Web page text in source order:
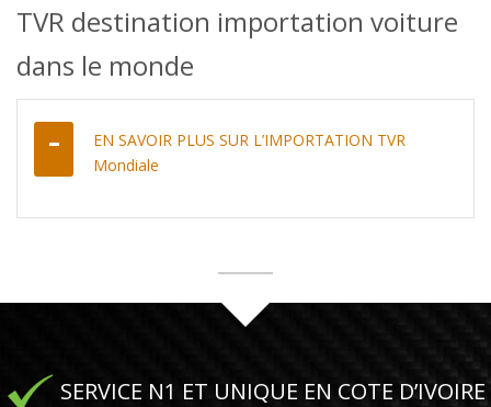
TVR destination importation voiture
dans le monde
EN SAVOIR PLUS SUR L’IMPORTATION TVR
Mondiale
SERVICE N1 ET UNIQUE EN COTE D’IVOIRE